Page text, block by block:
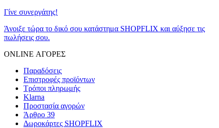
Γίνε συνεργάτης!
Άνοιξε τώρα το δικό σου κατάστημα SHOPFLIX και αύξησε τις
πωλήσεις σου.
ONLINE ΑΓΟΡΕΣ
Παραδόσεις
Επιστροφές προϊόντων
Τρόποι πληρωμής
Klarna
Προστασία αγορών
Άρθρο 39
Δωροκάρτες SHOPFLIX